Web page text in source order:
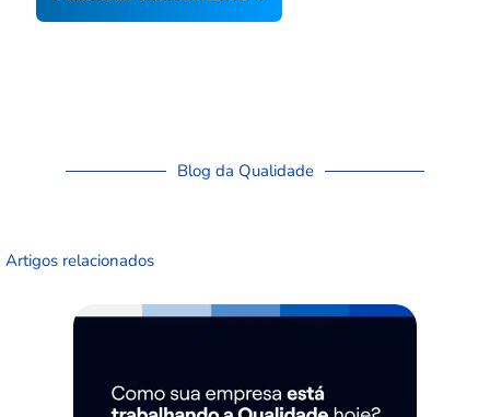
Blog da Qualidade
Artigos relacionados